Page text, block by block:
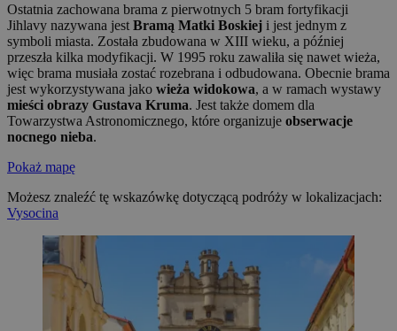
Ostatnia zachowana brama z pierwotnych 5 bram fortyfikacji
Jihlavy nazywana jest Bramą Matki Boskiej i jest jednym z
symboli miasta. Została zbudowana w XIII wieku, a później
przeszła kilka modyfikacji. W 1995 roku zawaliła się nawet wieża,
więc brama musiała zostać rozebrana i odbudowana. Obecnie brama
jest wykorzystywana jako wieża widokowa, a w ramach wystawy
mieści obrazy Gustava Kruma. Jest także domem dla
Towarzystwa Astronomicznego, które organizuje obserwacje
nocnego nieba.
Pokaż mapę
Możesz znaleźć tę wskazówkę dotyczącą podróży w lokalizacjach:
Vysocina